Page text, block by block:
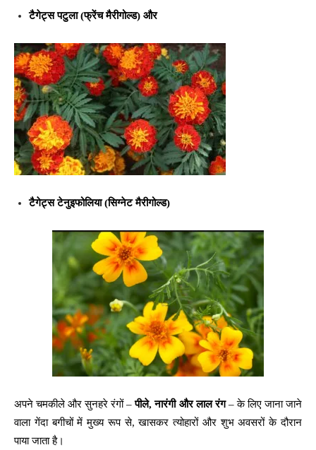
टैगेट्स पटुला(फ्रेंच मैरीगोल्ड) और
टैगेट्स टेनुइफोलिया(सिग्नेट मैरीगोल्ड)
अपने चमकीले और सुनहरे रंगों –पीले,नारंगी और लाल रंग– के लिए जाना जाने
वाला गेंदा बगीचों में मुख्य रूप से, खासकर त्योहारों और शुभ अवसरों के दौरान
पाया जाता है।